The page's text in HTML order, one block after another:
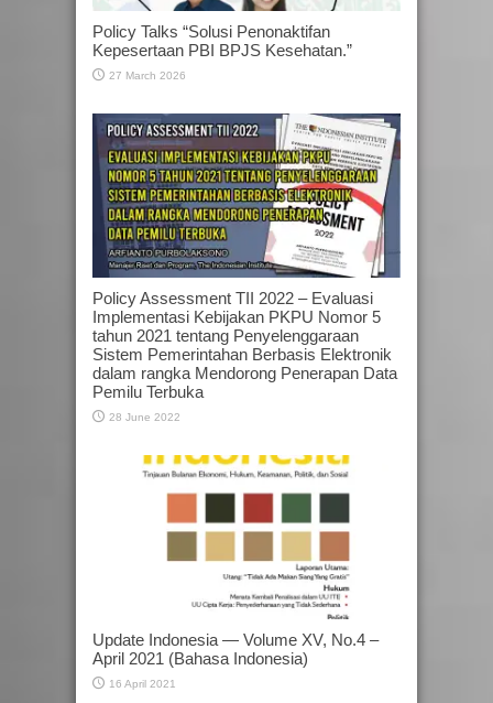
Policy Talks “Solusi Penonaktifan
Kepesertaan PBI BPJS Kesehatan.”
27 March 2026
Policy Assessment TII 2022 – Evaluasi
Implementasi Kebijakan PKPU Nomor 5
tahun 2021 tentang Penyelenggaraan
Sistem Pemerintahan Berbasis Elektronik
dalam rangka Mendorong Penerapan Data
Pemilu Terbuka
28 June 2022
Update Indonesia — Volume XV, No.4 –
April 2021 (Bahasa Indonesia)
16 April 2021